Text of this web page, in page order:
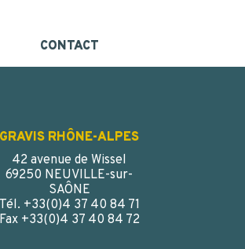
CONTACT
GRAVIS RHÔNE-ALPES
42 avenue de Wissel
69250 NEUVILLE-sur-
SAÔNE
Tél. +33(0)4 37 40 84 71
Fax +33(0)4 37 40 84 72